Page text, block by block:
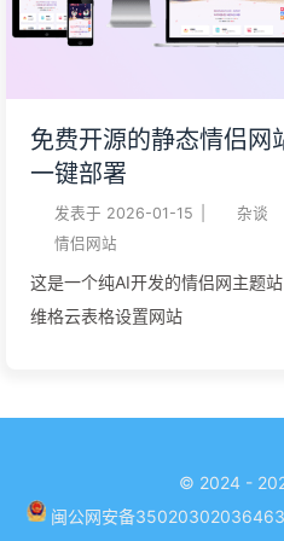
免费开源的静态情侣网
一键部署
发表于 2026-01-15 杂谈
情侣网站
这是一个纯AI开发的情侣网主题
维格云表格设置网站
© 2024 -
闽公网安备